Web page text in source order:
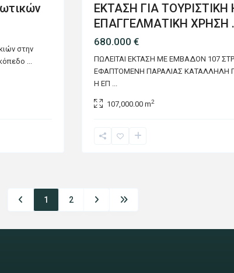
στην
...
ΕΚΤΑΣΗ ΓΙΑ ΤΟΥΡΙΣΤΙΚΗ
ΕΠΑΓΓΕΛΜΑΤΙΚΗ ΧΡΗΣΗ
680.000 €
ΠΩΛΕΙΤΑΙ ΕΚΤΑΣΗ ΜΕ ΕΜΒΑΔΟΝ 107
ΕΦΑΠΤΟΜΕΝΗ ΠΑΡΑΛΙΑΣ ΚΑΤΑΛΛΗΛΗ
Η ΕΠ
107,000.00 m2
1 2